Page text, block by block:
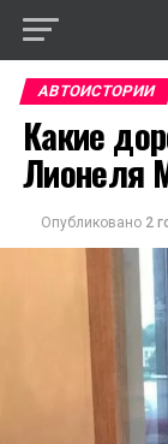
АВТОИСТОРИИ
Какие
Лионеля
Опубликовано 2